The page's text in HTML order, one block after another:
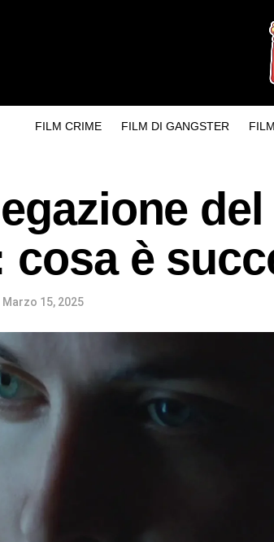
FILM CRIME FILM DI GANGSTER
cosa è
Marzo 15, 2025